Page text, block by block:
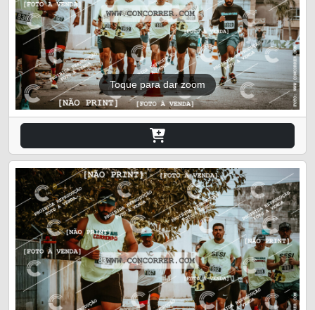
Toque para dar zoom